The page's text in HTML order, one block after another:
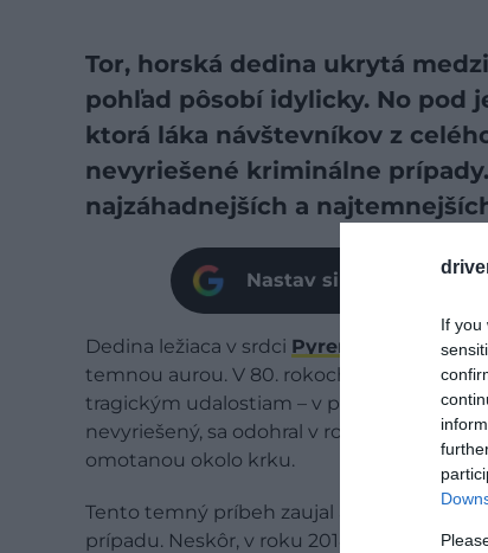
If you
Tor, horská dedina ukrytá
pohľad pôsobí idylicky. No pod
ktorá láka návštevníkov z
nevyriešené kriminálne
najzáhadnejších a
Nastav si našu stránku
Dedina ležiaca v srdci Pyrenejí , na úpätí
temnou aurou. V 80. rokoch sa tu
tragickým udalostiam – v priebehu
nevyriešený, sa odohral v roku 1995, keď
omotanou okolo krku.
Tento temný príbeh zaujal aj mladého
prípadu. Neskôr, v roku 2018, tému